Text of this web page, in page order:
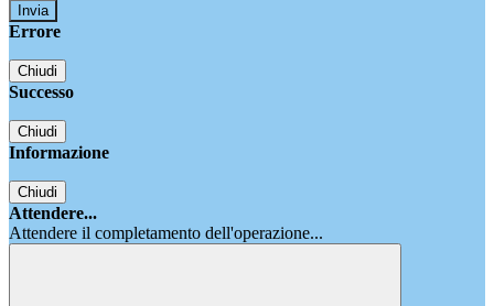
Errore
Chiudi
Successo
Chiudi
Informazione
Chiudi
Attendere...
Attendere il completamento dell'operazione...